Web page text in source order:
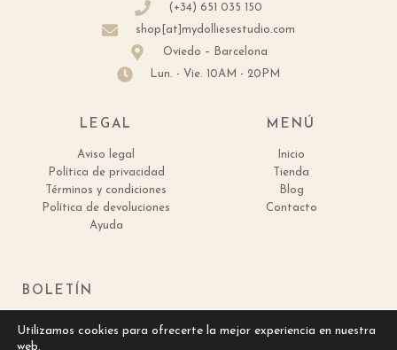
(+34) 651 035 150
shop[at]mydolliesestudio.com
Oviedo – Barcelona
Lun. - Vie. 10AM - 20PM
LEGAL
Aviso legal
Política de privacidad
Términos y condiciones
Política de devoluciones
Ayuda
MENÚ
Inicio
Tienda
Blog
Contacto
BOLETÍN
[mailpoet_form id="1"]
Utilizamos cookies para ofrecerte la mejor experiencia en nuestra
web.